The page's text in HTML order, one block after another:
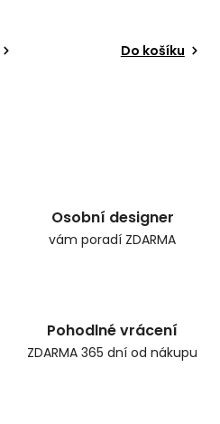
Do košíku
Osobní designer
vám poradí ZDARMA
Pohodlné vrácení
ZDARMA 365 dní od nákupu